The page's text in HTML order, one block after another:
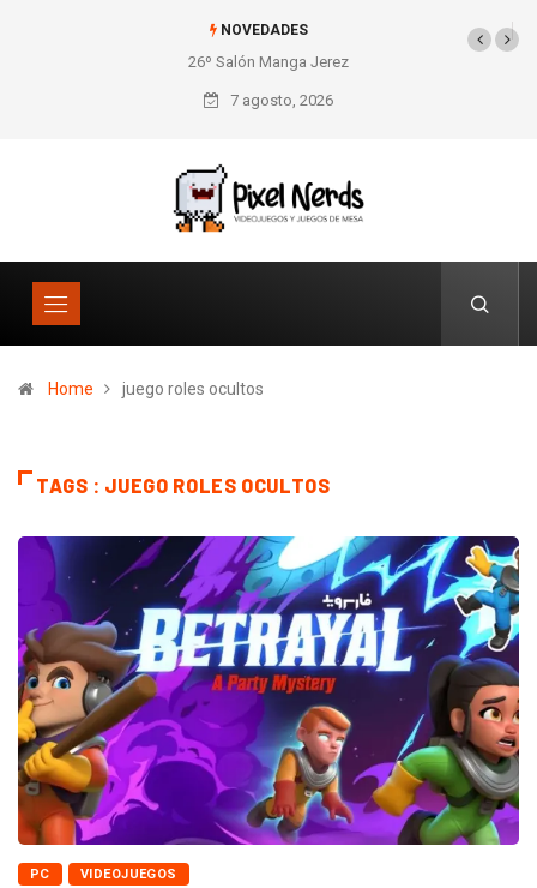
NOVEDADES
26º Salón Manga Jerez
7 agosto, 2026
Home juego roles ocultos
TAGS : JUEGO ROLES OCULTOS
PC VIDEOJUEGOS